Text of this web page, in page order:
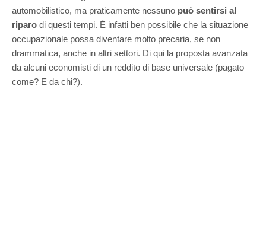
automobilistico, ma praticamente nessuno può sentirsi al
riparo di questi tempi. È infatti ben possibile che la situazione
occupazionale possa diventare molto precaria, se non
drammatica, anche in altri settori. Di qui la proposta avanzata
da alcuni economisti di un reddito di base universale (pagato
come? E da chi?).